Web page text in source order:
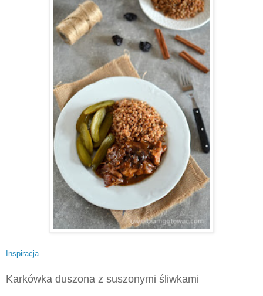
Inspiracja
Karkówka duszona z suszonymi śliwkami